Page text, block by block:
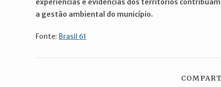
experiências e evidências dos territórios
a gestão ambiental do município.
Fonte: Brasil 61